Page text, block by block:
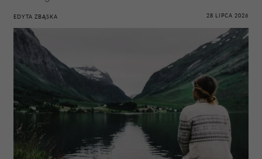
EDYTA ZBĄSKA 28 LIPCA 2026